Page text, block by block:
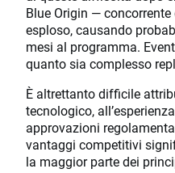
Blue Origin —
esploso, causando
mesi al programma.
quanto sia complesso
È altrettanto difficile
tecnologico,
approvazioni
vantaggi competitivi
la maggior parte dei